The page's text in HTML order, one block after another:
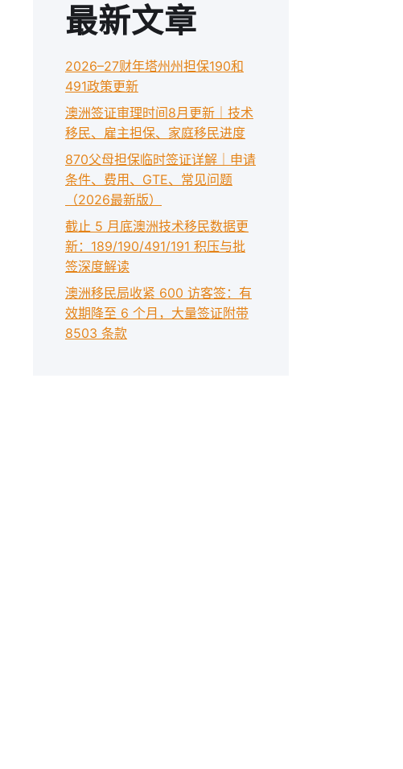
最新文章
2026–27财年塔州州担保190和
491政策更新
澳洲签证审理时间8月更新｜技术
移民、雇主担保、家庭移民进度
870父母担保临时签证详解｜申请
条件、费用、GTE、常见问题
（2026最新版）
截止 5 月底澳洲技术移民数据更
新：189/190/491/191 积压与批
签深度解读
澳洲移民局收紧 600 访客签：有
效期降至 6 个月，大量签证附带
8503 条款